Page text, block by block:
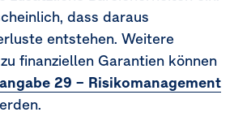
Beteiligungen
dass daraus
entstehen. Weitere
finanziellen Garantien können
29 – Risikomanagement